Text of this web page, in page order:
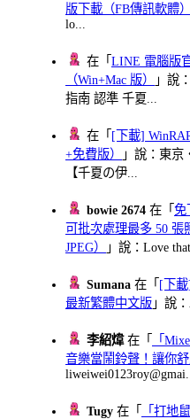
版下載（FB傳訊軟體）
lo...
在「LINE 電腦版
（Win+Mac 版）
」說
指南 認準 千夏...
在「 [下載]
+免費版）
」說：東京
【千夏の伊...
bowie 2674 在「免
可批次處理最多 50 張
JPEG）
」說：Love
Sumana 在「 [下載
最新繁體中文版 」說
李紹煒在「
「
音樂當鬧鈴聲！讓你
liweiwei0123roy@gmai...
Tugy 在「
「打地